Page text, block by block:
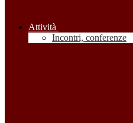
Attività
Incontri, conferenze